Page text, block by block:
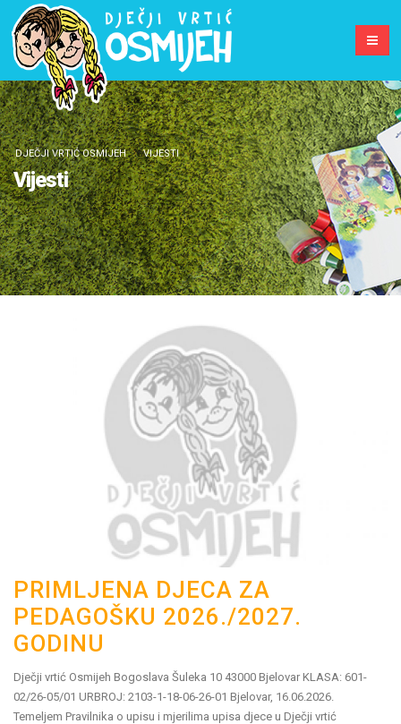
DJEČJI VRTIĆ OSMIJEH VIJESTI
Vijesti
PRIMLJENA DJECA ZA
PEDAGOŠKU 2026./2027.
GODINU
Dječji vrtić Osmijeh Bogoslava Šuleka 10 43000 Bjelovar KLASA: 601-
02/26-05/01 URBROJ: 2103-1-18-06-26-01 Bjelovar, 16.06.2026.
Temeljem Pravilnika o upisu i mjerilima upisa djece u Dječji vrtić